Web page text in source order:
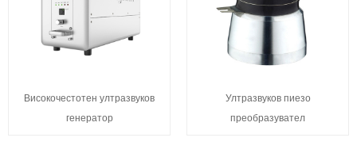
Високочестотен ултразвуков
генератор
Ултразвуков пиезо
преобразувател